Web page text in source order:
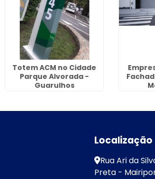
Totem ACM no Cidade
Parque Alvorada -
Guarulhos
Localização
Rua Ari da
Preta -